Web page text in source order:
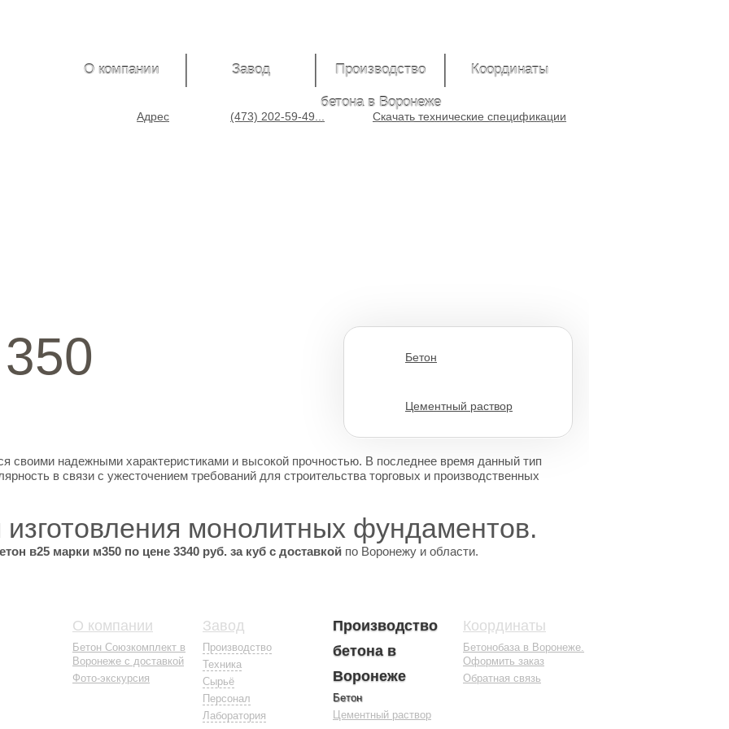
О компании Завод Производство
бетона в Воронеже
Координаты
Адрес (473) 202-59-49... Скачать технические спецификации
Бетон
Цементный раствор
своими надежными характеристиками и высокой прочностью. В последнее время данный тип
в связи с ужесточением требований для строительства торговых и производственных
монолитных фундаментов.
в25 марки м350 по цене 3340 руб. за куб с доставкой по Воронежу и области.
О компании
Бетон Союзкомплект в
Воронеже с доставкой
Фото-экскурсия
Завод
Производство
Техника
Сырьё
Персонал
Лаборатория
Производство
бетона в
Воронеже
Бетон
Цементный раствор
Координаты
Бетонобаза в Воронеже.
Оформить заказ
Обратная связь